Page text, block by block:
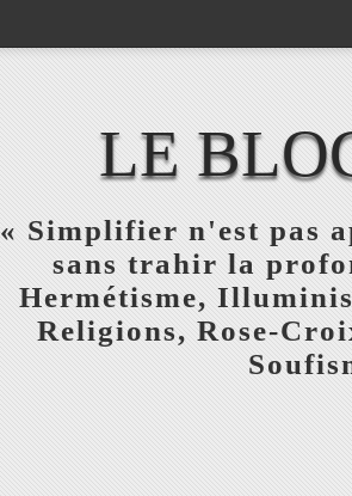
LE
« Simplifier n'est pas
sans trahir la
Hermétisme,
Religions, Rose-